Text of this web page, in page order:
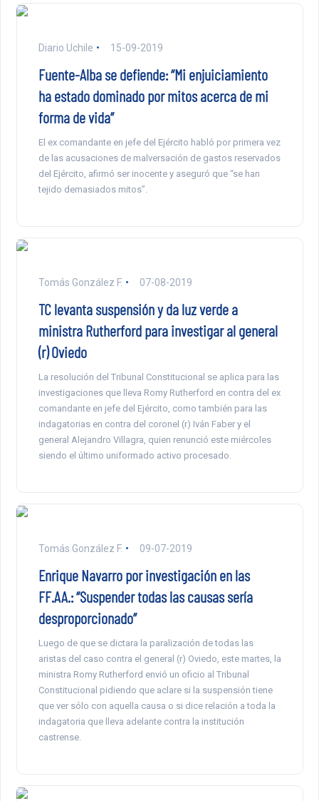
Diario Uchile 15-09-2019
Fuente-Alba se defiende: “Mi enjuiciamiento
ha estado dominado por mitos acerca de mi
forma de vida”
El ex comandante en jefe del Ejército habló por primera vez
de las acusaciones de malversación de gastos reservados
del Ejército, afirmó ser inocente y aseguró que “se han
tejido demasiados mitos”.
Tomás González F. 07-08-2019
TC levanta suspensión y da luz verde a
ministra Rutherford para investigar al general
(r) Oviedo
La resolución del Tribunal Constitucional se aplica para las
investigaciones que lleva Romy Rutherford en contra del ex
comandante en jefe del Ejército, como también para las
indagatorias en contra del coronel (r) Iván Faber y el
general Alejandro Villagra, quien renunció este miércoles
siendo el último uniformado activo procesado.
Tomás González F. 09-07-2019
Enrique Navarro por investigación en las
FF.AA.: “Suspender todas las causas sería
desproporcionado”
Luego de que se dictara la paralización de todas las
aristas del caso contra el general (r) Oviedo, este martes, la
ministra Romy Rutherford envió un oficio al Tribunal
Constitucional pidiendo que aclare si la suspensión tiene
que ver sólo con aquella causa o si dice relación a toda la
indagatoria que lleva adelante contra la institución
castrense.